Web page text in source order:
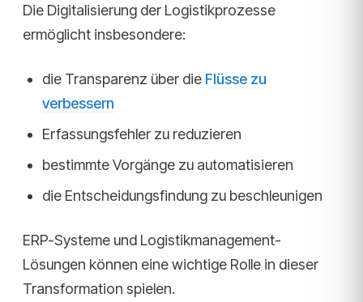
Die Digitalisierung der Logistikprozesse
ermöglicht insbesondere:
die Transparenz über die Flüsse zu
verbessern
Erfassungsfehler zu reduzieren
bestimmte Vorgänge zu automatisieren
die Entscheidungsfindung zu beschleunigen
ERP-Systeme und Logistikmanagement-
Lösungen können eine wichtige Rolle in dieser
Transformation spielen.